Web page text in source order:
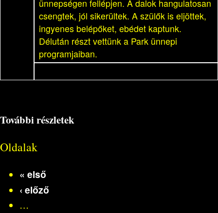
ünnepségen fellépjen. A dalok hangulatosan
csengtek, jól sikerültek. A szülők is eljöttek,
ingyenes belépőket, ebédet kaptunk.
Délután részt vettünk a Park ünnepi
programjaiban.
További részletek
Oldalak
« első
‹ előző
…